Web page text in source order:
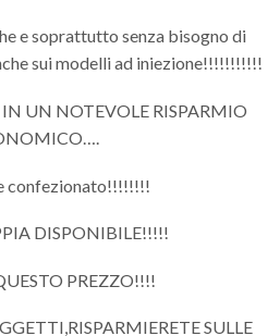
e soprattutto senza bisogno di
sui modelli ad iniezione!!!!!!!!!!!
UN NOTEVOLE RISPARMIO
confezionato!!!!!!!!
DISPONIBILE!!!!!
PREZZO!!!!
SULLE